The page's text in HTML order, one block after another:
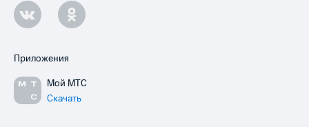
Приложения
Мой МТС
Скачать